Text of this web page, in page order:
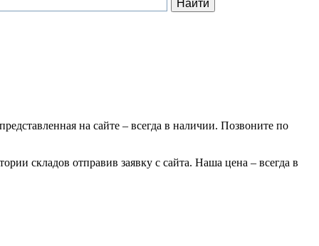
на сайте – всегда в наличии. Позвоните по
складов отправив заявку с сайта. Наша цена – всегда в